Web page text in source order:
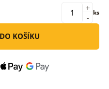
-
+ ks
KOŠÍKU